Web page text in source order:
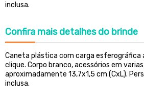
inclusa.
Confira mais detalhes do brinde
Caneta plástica com carga esferográfica
clique. Corpo branco, acessórios em
aproximadamente 13,7x1,5 cm (CxL).
inclusa.